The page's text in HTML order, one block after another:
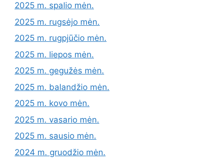
2025 m. spalio mėn.
2025 m. rugsėjo mėn.
2025 m. rugpjūčio mėn.
2025 m. liepos mėn.
2025 m. gegužės mėn.
2025 m. balandžio mėn.
2025 m. kovo mėn.
2025 m. vasario mėn.
2025 m. sausio mėn.
2024 m. gruodžio mėn.